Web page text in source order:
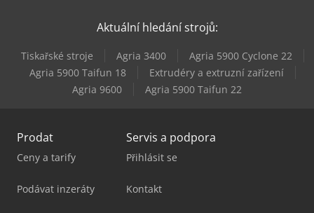
Caterpillar 972M
Caterpillar 972M Xe
Caterpillar C18
Aktuální hledání strojů:
Tiskařské stroje Agria 3400
Agria 5900 Cyclone 22
Agria 5900 Taifun 18
Extrudéry a extruzní zařízení
Agria 9600
Agria 5900 Taifun 22
Prodat
Ceny a tarify
Podávat inzeráty
Servis a podpora
Přihlásit se
Kontakt